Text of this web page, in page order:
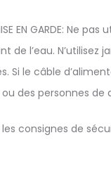
EN GARDE: Ne
l’eau. N’utilisez
Si le câble
des personnes de
consignes de